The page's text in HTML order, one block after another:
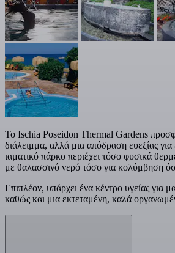
Το Ischia Poseidon Thermal Gardens
διάλειμμα, αλλά μια απόδραση ευεξίας
ιαματικό πάρκο περιέχει τόσο φυσικά
με θαλασσινό νερό τόσο για κολύμβηση
Επιπλέον, υπάρχει ένα κέντρο υγείας για
καθώς και μια εκτεταμένη, καλά